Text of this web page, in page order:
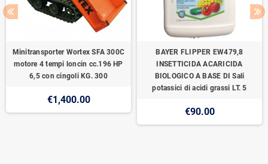
Minitransporter Wortex SFA 300C
motore 4 tempi loncin cc.196 HP
6,5 con cingoli KG. 300
€1,400.00
BAYER FLIPPER EW479,8
INSETTICIDA ACARICIDA
BIOLOGICO A BASE DI Sali
potassici di acidi grassi LT. 5
€90.00